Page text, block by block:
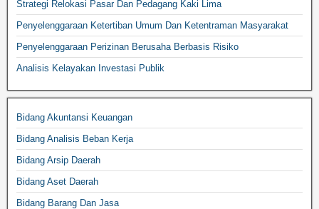
Strategi Relokasi Pasar Dan Pedagang Kaki Lima
Penyelenggaraan Ketertiban Umum Dan Ketentraman Masyarakat
Penyelenggaraan Perizinan Berusaha Berbasis Risiko
Analisis Kelayakan Investasi Publik
Bidang Akuntansi Keuangan
Bidang Analisis Beban Kerja
Bidang Arsip Daerah
Bidang Aset Daerah
Bidang Barang Dan Jasa